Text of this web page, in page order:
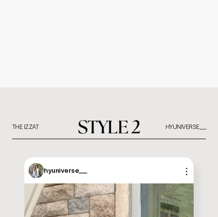
STYLE 2
THE IZZAT HYUNIVERSE___
hyuniverse___